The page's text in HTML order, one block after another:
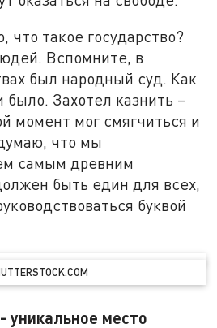
что такое государство?
Вспомните, в
был народный суд. Как
Захотел казнить –
момент мог смягчиться и
что мы
самым древним
быть един для всех,
буквой
уникальное место